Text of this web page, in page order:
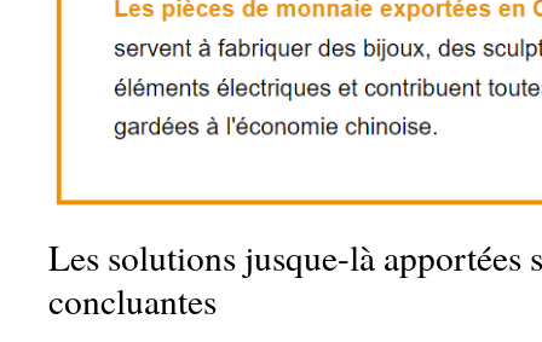
Les solutions jusque-là apportées
concluantes